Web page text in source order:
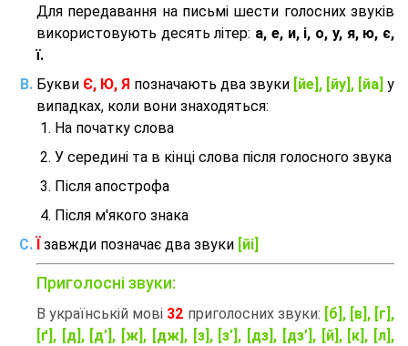
Для передавання на письмі шести голосних звуків
використовують десять літер: а, е, и, і, о, у, я, ю, є,
ї.
Букви Є, Ю, Я позначають два звуки [йе], [йу], [йа] у
випадках, коли вони знаходяться:
На початку слова
У середині та в кінці слова після голосного звука
Після апострофа
Після м'якого знака
завжди позначає два звуки [йі]
Приголосні звуки:
В українській мові 32 приголосних звуки: [б], [в], [г],
[ґ], [д], [д’], [ж], [дж], [з], [з’], [дз], [дз’], [й], [к], [л],